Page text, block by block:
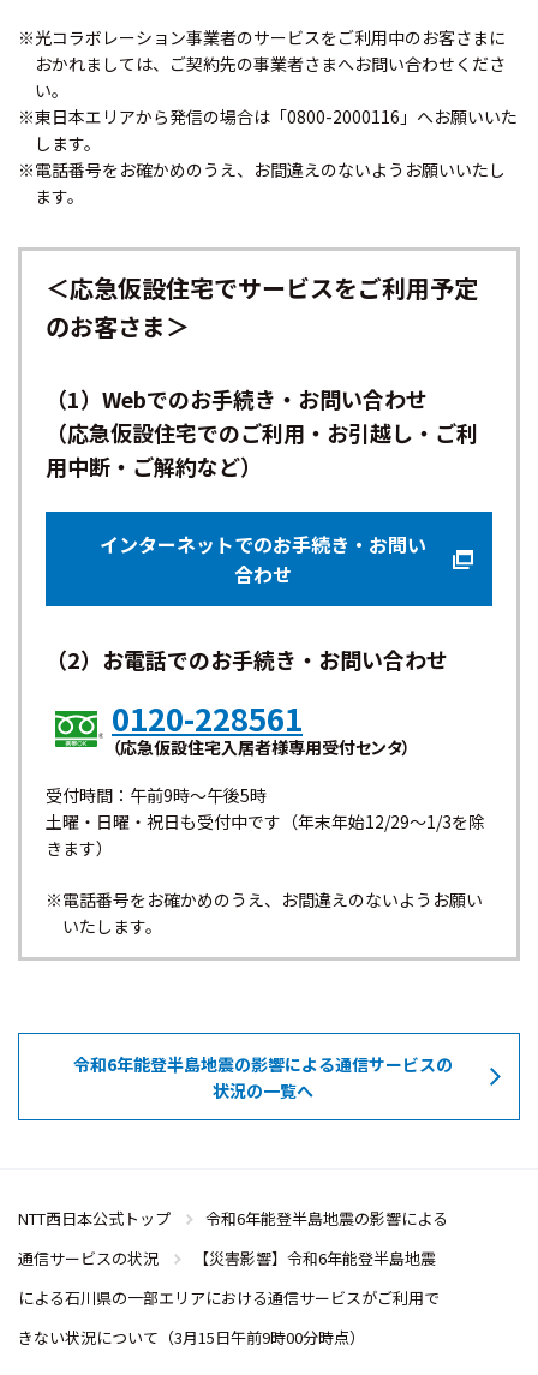
※光コラボレーション事業者のサービスをご利用中のお客さまに
おかれましては、ご契約先の事業者さまへお問い合わせくださ
い。
※東日本エリアから発信の場合は「0800-2000116」へお願いいた
します。
※電話番号をお確かめのうえ、お間違えのないようお願いいたし
ます。
＜応急仮設住宅でサービスをご利用予定
のお客さま＞
（1）Webでのお手続き・お問い合わせ
（応急仮設住宅でのご利用・お引越し・ご利
用中断・ご解約など）
インターネットでのお手続き・お問い
合わせ
（2）お電話でのお手続き・お問い合わせ
0120-228561
（応急仮設住宅入居者様専用受付センタ）
受付時間：午前9時〜午後5時
土曜・日曜・祝日も受付中です（年末年始12/29〜1/3を除
きます）
※電話番号をお確かめのうえ、お間違えのないようお願い
いたします。
令和6年能登半島地震の影響による通信サービスの
状況の一覧へ
NTT西日本公式トップ
令和6年能登半島地震の影響による
通信サービスの状況
【災害影響】令和6年能登半島地震
による石川県の一部エリアにおける通信サービスがご利用で
きない状況について（3月15日午前9時00分時点）